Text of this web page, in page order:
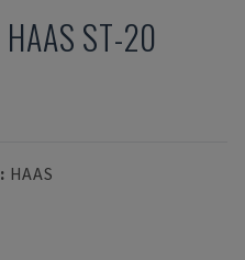
HAAS ST-20
: HAAS